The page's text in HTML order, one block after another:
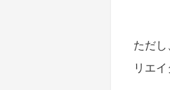
ただ
リエ